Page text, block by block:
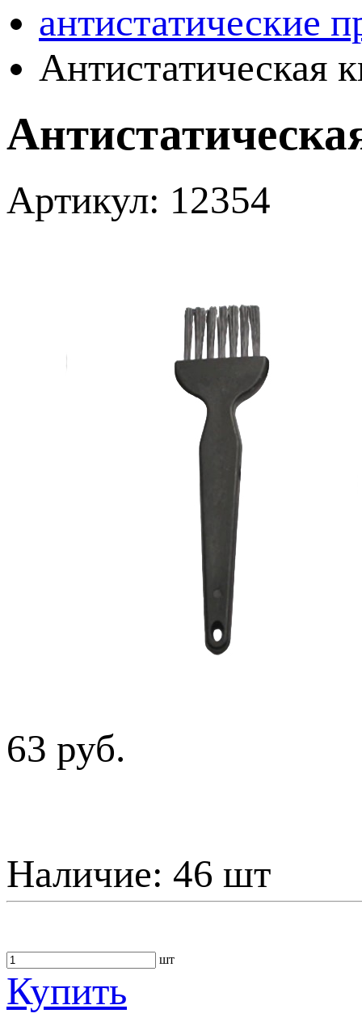
антистатические
Антистатическая
Артикул: 12354
63 руб.
Наличие: 46 шт
шт
Купить